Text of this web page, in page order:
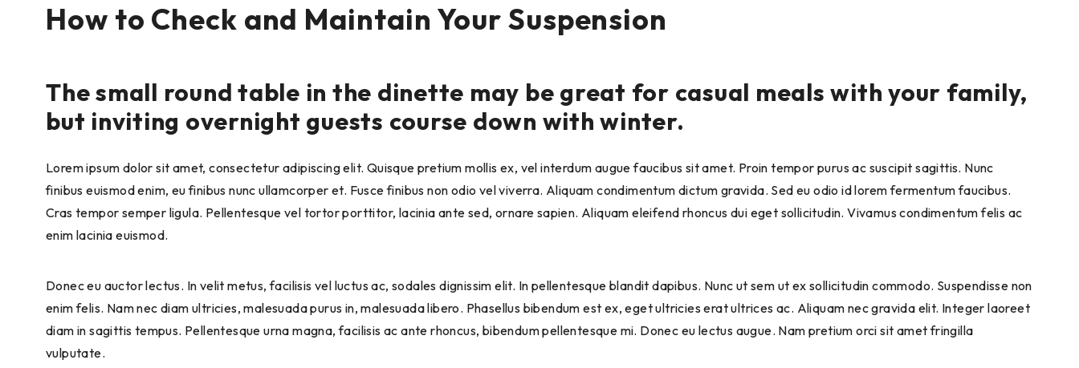
How to Check and Maintain Your Suspension
The small round table in the dinette may be great for casual meals with your family,
but inviting overnight guests course down with winter.
Lorem ipsum dolor sit amet, consectetur adipiscing elit. Quisque pretium mollis ex, vel interdum augue faucibus sit amet. Proin tempor purus ac suscipit sagittis. Nunc
finibus euismod enim, eu finibus nunc ullamcorper et. Fusce finibus non odio vel viverra. Aliquam condimentum dictum gravida. Sed eu odio id lorem fermentum faucibus.
Cras tempor semper ligula. Pellentesque vel tortor porttitor, lacinia ante sed, ornare sapien. Aliquam eleifend rhoncus dui eget sollicitudin. Vivamus condimentum felis ac
enim lacinia euismod.
Donec eu auctor lectus. In velit metus, facilisis vel luctus ac, sodales dignissim elit. In pellentesque blandit dapibus. Nunc ut sem ut ex sollicitudin commodo. Suspendisse non
enim felis. Nam nec diam ultricies, malesuada purus in, malesuada libero. Phasellus bibendum est ex, eget ultricies erat ultrices ac. Aliquam nec gravida elit. Integer laoreet
diam in sagittis tempus. Pellentesque urna magna, facilisis ac ante rhoncus, bibendum pellentesque mi. Donec eu lectus augue. Nam pretium orci sit amet fringilla
vulputate.